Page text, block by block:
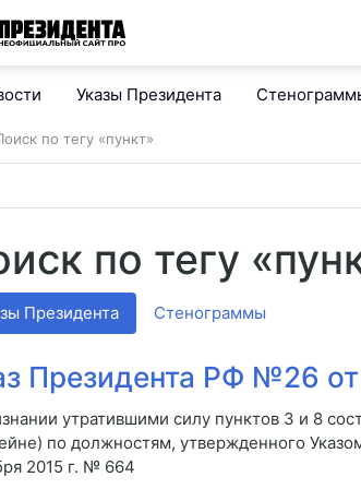
Указы Президента
по тегу «пункт»
по тегу
Президента Стенограммы
Президента РФ №26
утратившими силу пунктов 3 и 8
по должностям, утвержденного
2015 г. № 664